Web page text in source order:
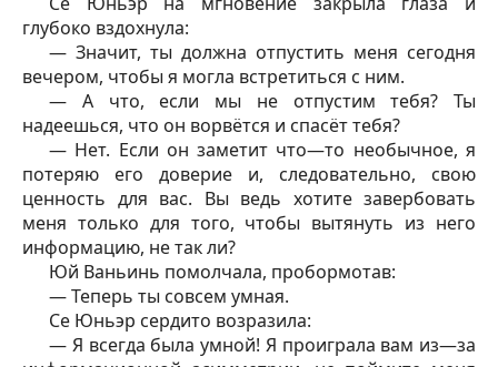
глубоко вздохнула:
— Значит, ты должна отпустить меня сегодня
вечером, чтобы я могла встретиться с ним.
— А что, если мы не отпустим тебя? Ты
надеешься, что он ворвётся и спасёт тебя?
— Нет. Если он заметит что—то необычное, я
потеряю его доверие и, следовательно, свою
ценность для вас. Вы ведь хотите завербовать
меня только для того, чтобы вытянуть из него
информацию, не так ли?
Юй Ваньинь помолчала, пробормотав:
— Теперь ты совсем умная.
Се Юньэр сердито возразила:
— Я всегда была умной! Я проиграла вам из—за